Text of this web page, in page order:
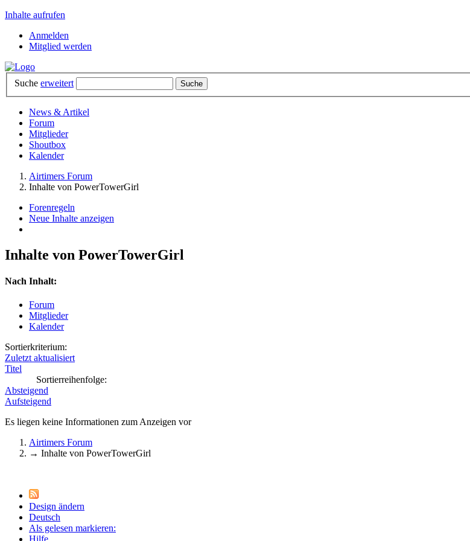
Inhalte aufrufen
Anmelden
Mitglied werden
Suche erweitert
News & Artikel
Forum
Mitglieder
Shoutbox
Kalender
Airtimers Forum
Inhalte von PowerTowerGirl
Forenregeln
Neue Inhalte anzeigen
Inhalte von PowerTowerGirl
Nach Inhalt:
Forum
Mitglieder
Kalender
Sortierkriterium:
Zuletzt aktualisiert
Titel
Sortierreihenfolge:
Absteigend
Aufsteigend
Es liegen keine Informationen zum Anzeigen vor
Airtimers Forum
→ Inhalte von PowerTowerGirl
Design ändern
Deutsch
Als gelesen markieren:
Hilfe